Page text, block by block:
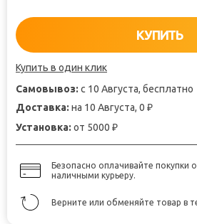
КУПИТЬ
Купить в один клик
Самовывоз: с 10 Августа, бесплатно
Доставка: на 10 Августа, 0 ₽
Установка: от 5000 ₽
Безопасно оплачивайте покупки
наличными курьеру.
Верните или обменяйте товар в